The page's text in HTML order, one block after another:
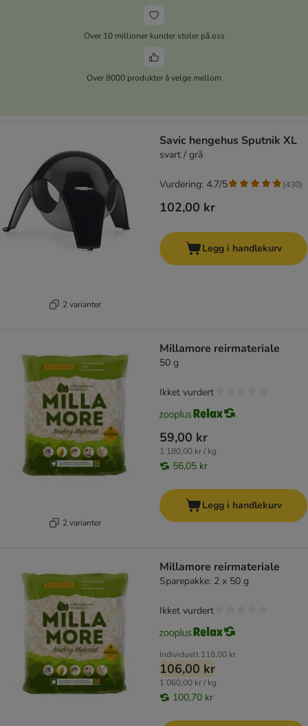
Over 10 millioner kunder stoler på oss
Over 8000 produkter å velge mellom
2 varianter
Savic hengehus Sputnik XL
svart / grå
102,00 kr
Vurdering: 4.7/5 (430)
Legg i handlekurv
2 varianter
Millamore reirmateriale
50 g
59,00 kr
1 180,00 kr / kg
56,05 kr
Ikket vurdert
Legg i handlekurv
Millamore reirmateriale
Sparepakke: 2 x 50 g
Individuelt 118,00 kr
106,00 kr
1 060,00 kr / kg
100,70 kr
Ikket vurdert